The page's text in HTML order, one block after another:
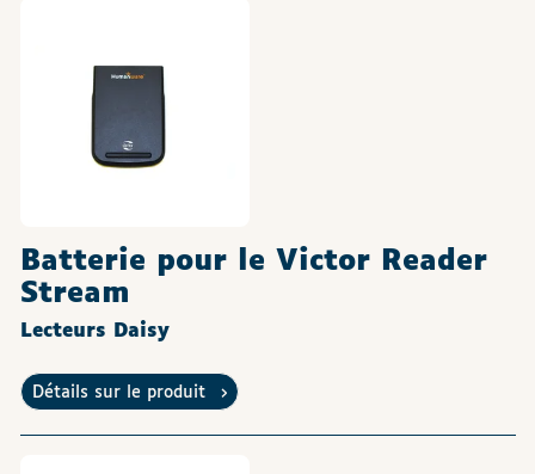
Batterie pour le Victor Reader
Stream
Lecteurs Daisy
Détails sur le produit